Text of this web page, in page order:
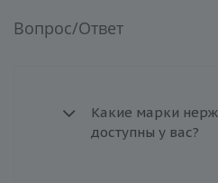
Вопрос/Ответ
Какие марки
доступны у вас?